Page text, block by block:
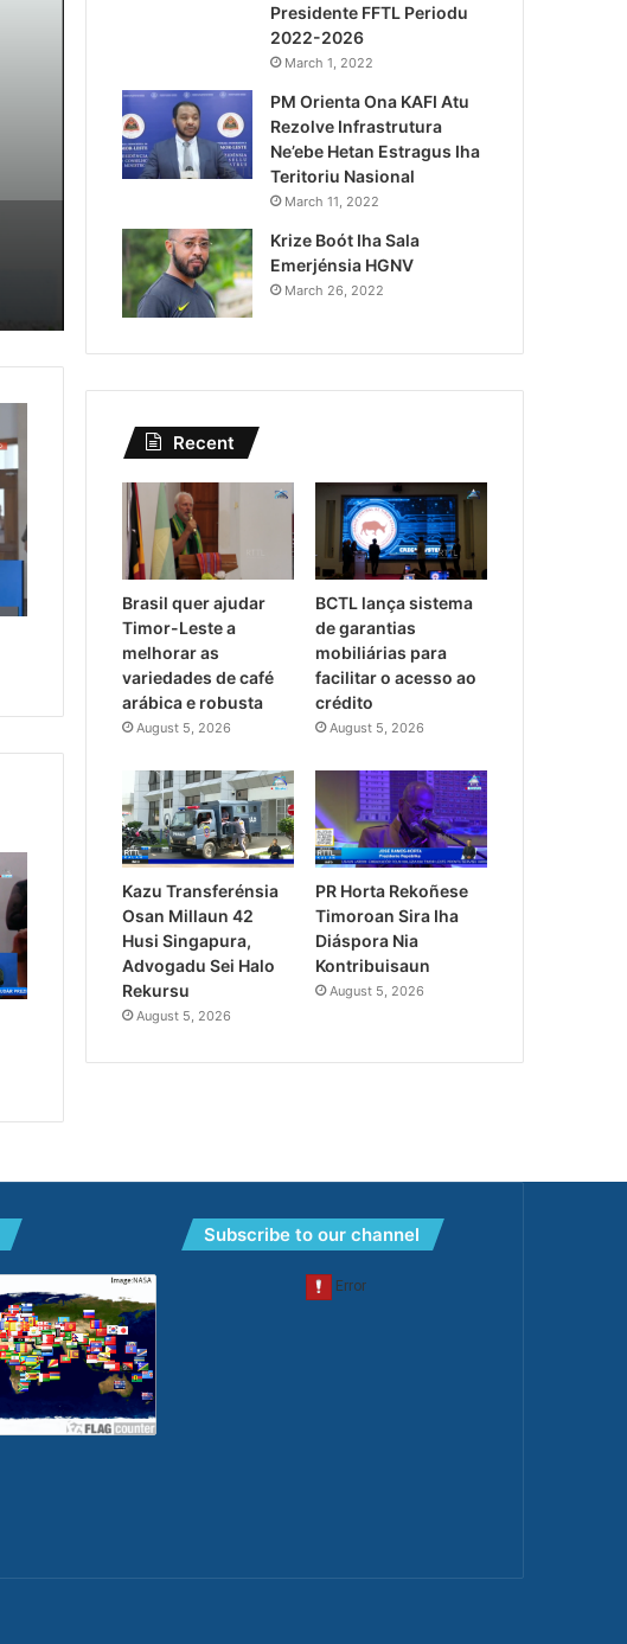
Lei Siberseguransa Ajuda
Kaptura Autór Kriminozu
Estranjeiru
Presidente FFTL Periodu
2022-2026
March 1, 2022
PM Orienta Ona KAFI Atu
Rezolve Infrastrutura
Ne’ebe Hetan Estragus Iha
Teritoriu Nasional
March 11, 2022
Krize Boót Iha Sala
Emerjénsia HGNV
March 26, 2022
Recent
Brasil quer ajudar
Timor-Leste a
melhorar as
variedades de café
arábica e robusta
August 5, 2026
BCTL lança sistema
de garantias
mobiliárias para
facilitar o acesso ao
crédito
August 5, 2026
Kazu Transferénsia
Osan Millaun 42
Husi Singapura,
Advogadu Sei Halo
Rekursu
August 5, 2026
PR Horta Rekoñese
Timoroan Sira Iha
Diáspora Nia
Kontribuisaun
August 5, 2026
Subscribe to our channel